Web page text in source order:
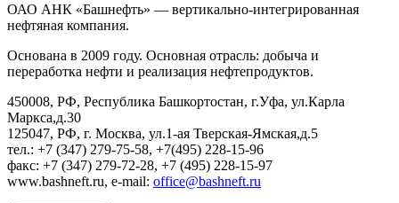
ОАО АНК «Башнефть» — вертикально-интегрированная
нефтяная компания.
Основана в 2009 году. Основная отрасль: добыча и
переработка нефти и реализация нефтепродуктов.
450008, РФ, Республика Башкортостан, г.Уфа, ул.Карла
Маркса,д.30
125047, РФ, г. Москва, ул.1-ая Тверская-Ямская,д.5
тел.: +7 (347) 279-75-58, +7(495) 228-15-96
факс: +7 (347) 279-72-28, +7 (495) 228-15-97
www.bashneft.ru, e-mail: office@bashneft.ru